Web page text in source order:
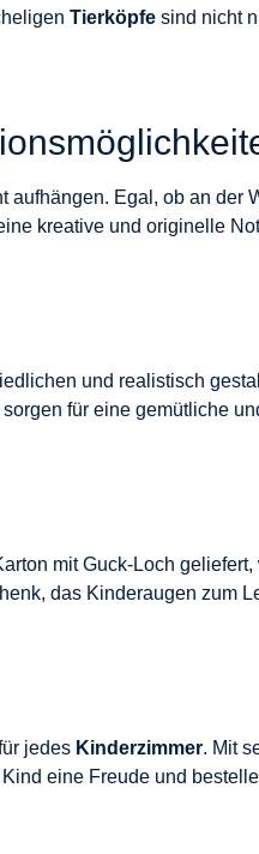
Tierköpfe sind nicht
aufhängen. Egal, ob an der
kreative und originelle
und realistisch
für eine gemütliche
mit Guck-Loch
das Kinderaugen zum
jedes Kinderzimmer. Mit
eine Freude und